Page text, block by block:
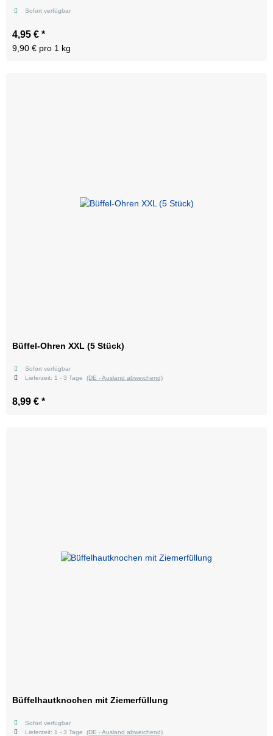
Sofort verfügbar
4,95 € *
9,90 € pro 1 kg
Büffel-Ohren XXL (5 Stück)
Sofort verfügbar
Lieferzeit: 1 - 3 Tage (DE - Ausland abweichend)
8,99 € *
Büffelhautknochen mit Ziemerfüllung
Sofort verfügbar
Lieferzeit: 1 - 3 Tage (DE - Ausland abweichend)